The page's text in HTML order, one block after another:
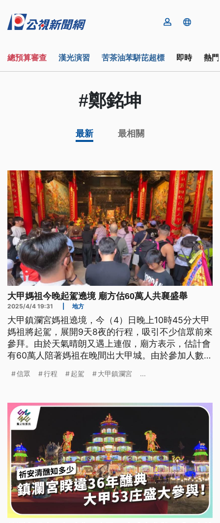
總預算審查 漢光演習 苦茶油苯駢芘超標 即時 熱
#鄭銘坤
最新 最相關
大甲媽祖今晚起駕遶境 廟方估60萬人共襄盛舉
2025/4/4 19:31 地方
大甲鎮瀾宮媽祖遶境，今（4）日晚上10時45分大甲
媽祖將起駕，展開9天8夜的行程，吸引不少信眾前來
參拜。由於天氣晴朗又遇上連假，廟方表示，估計會
有60萬人陪著媽祖在晚間出大甲城。由於參加人數預
進行維安交管，也會防範脫序行為，要讓繞境順利進
信眾 行程 起駕 大甲鎮瀾宮 ...